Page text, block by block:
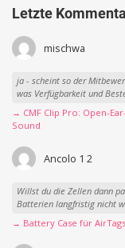
Letzte
mischwa
ja - scheint so der
was Verfügbarkeit und
→ CMF Clip Pro: Open-
Sound
Ancolo 1 2
Willst du die Zellen dann
Batterien langfristig nicht
→ Battery Case für